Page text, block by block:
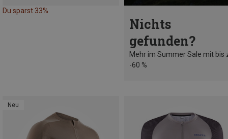
Du sparst 33%
Nichts
gefunden?
Mehr im Summer Sale mit bis
-60 %
Neu